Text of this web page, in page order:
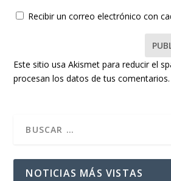
Recibir un correo electrónico con
Este sitio usa Akismet para reducir el
procesan los datos de tus comentarios.
NOTICIAS MÁS VISTAS